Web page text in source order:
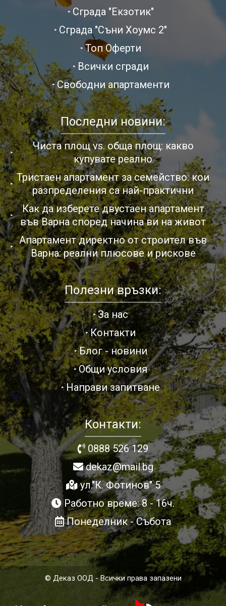
Сграда "Екзотик"
Сграда "Съни Хоумс 2"
Топ Оферти
Всички сгради
Свободни апартаменти
Последни новини:
Чиста площ vs. обща площ: какво
купувате реално
Тристаен апартамент за семейство: кои
разпределения са най-практични
Как да изберете двустаен апартамент
във Варна според начина ви на живот
Апартамент директно от строител във
Варна: реални плюсове и рискове
Полезни връзки:
За нас
Контакти
Блог - новини
Общи условия
Направи запитване
Контакти:
0888 526 129
dekaz@mail.bg
ул."К. Фотинов" 5
Работно време: 8 - 16ч.
Понеделник - Събота
© Деказ ООД - Всички права запазени